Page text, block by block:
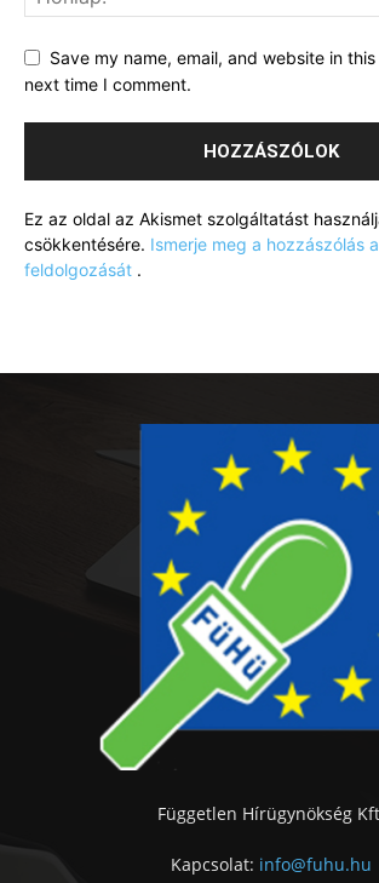
Save my name, email, and website in
next time I comment.
Ez az oldal az Akismet szolgáltatást
csökkentésére. Ismerje meg a hozzászólás
feldolgozását .
Független Hírügynökség
Kapcsolat: info@fuhu.hu